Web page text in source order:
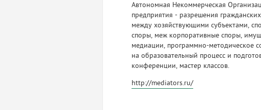
Автономная Некоммерческая
предприятия - разрешения
между хозяйствующими субъектами,
споры, меж корпоративные споры,
медиации, программно-методическое
на образовательный процесс и
конференции, мастер классов.
http://mediators.ru/